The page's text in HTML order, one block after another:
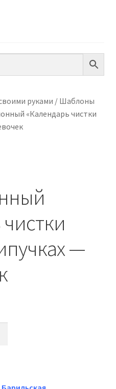
меню
меню
руками / Шаблоны
«Календарь чистки
—